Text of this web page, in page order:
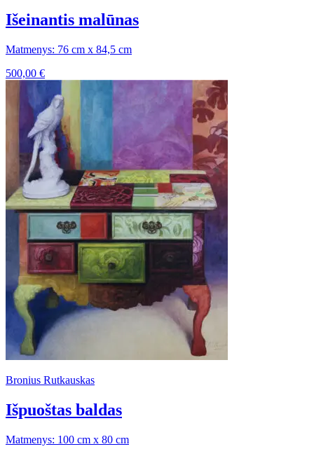
Išeinantis malūnas
Matmenys: 76 cm x 84,5 cm
500,00 €
Bronius Rutkauskas
Išpuoštas baldas
Matmenys: 100 cm x 80 cm